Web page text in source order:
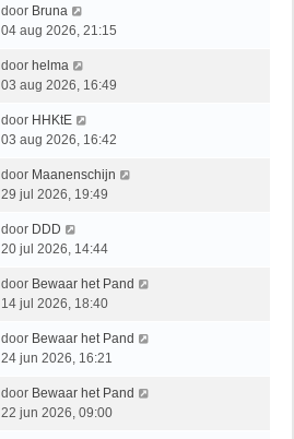
door Bruna
04 aug 2026, 21:15
door helma
03 aug 2026, 16:49
door HHKtE
03 aug 2026, 16:42
door Maanenschijn
29 jul 2026, 19:49
door DDD
20 jul 2026, 14:44
door Bewaar het Pand
14 jul 2026, 18:40
door Bewaar het Pand
24 jun 2026, 16:21
door Bewaar het Pand
22 jun 2026, 09:00